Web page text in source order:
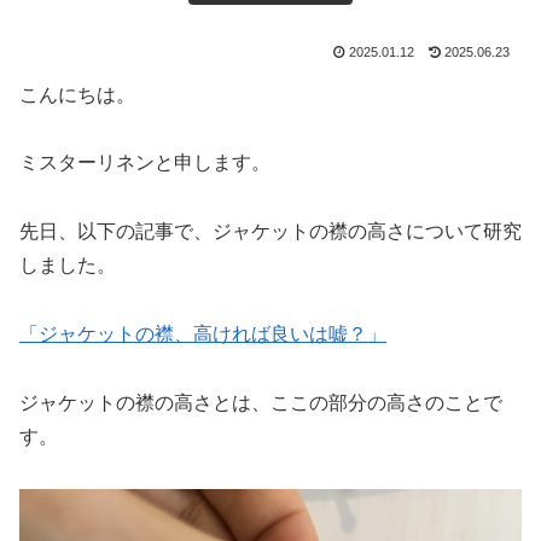
2025.01.12 2025.06.23
こんにちは。
ミスターリネンと申します。
先日、以下の記事で、ジャケットの襟の高さについて研究
しました。
「ジャケットの襟、高ければ良いは嘘？」
ジャケットの襟の高さとは、ここの部分の高さのことで
す。